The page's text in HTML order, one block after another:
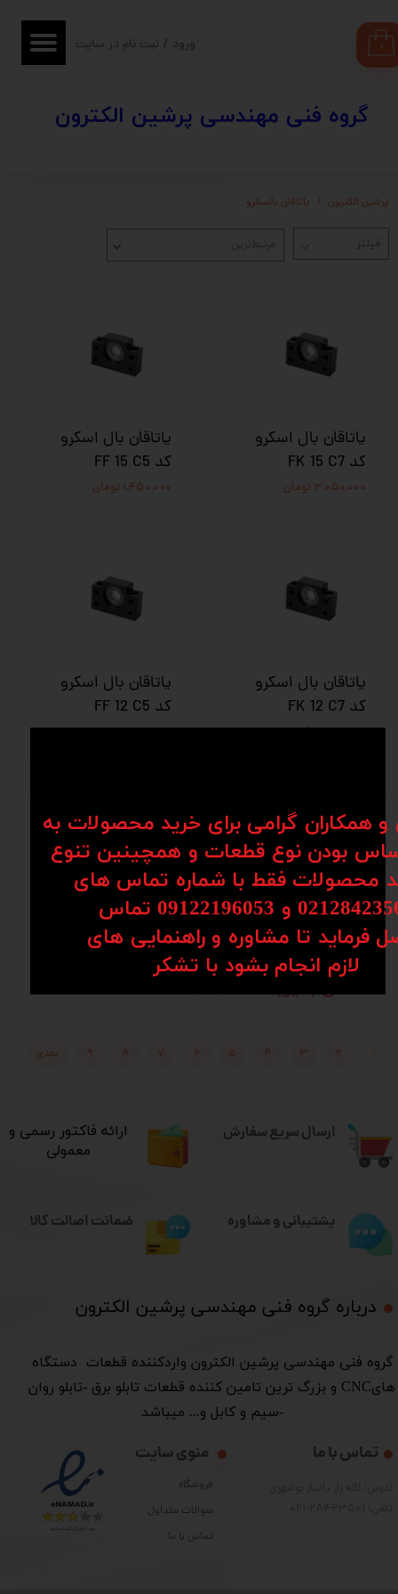
​​گروه فنی مهندسی پرشین الکترون
۰ ورود / ثبت نام در سایت
حساب کاربری من
سفارشات
پرشین الکترون یاتاقان بالسکرو
مرتبط‌ترین
یاتاقان بال اسکرو
کد FK 15 C7
۳,۰۵۰,۰۰۰ تومان
یاتاقان بال اسکرو
کد FF 15 C5
۱,۴۵۰,۰۰۰ تومان
یاتاقان بال اسکرو
کد FK 12 C7
تماس بگیرید
یاتاقان بال اسکرو
کد FF 12 C5
۷۱۸,۰۰۰ تومان
یاتاقان بال اسکرو
کد FK 10 C7
تماس بگیرید
یاتاقان بال اسکرو
کد FK 10 C5
۲ ۳ ۴ ۵ ۶ ۷ ۸ ۹ بعدی
ارسال سریع سفارش
درباره گروه فنی مهندسی پرشین الکترون​​​​​​​
​گروه فنی مهندسی پرشین الکترون واردکننده قطعات دستگاه
هایCNC و بزرگ ترین تامین کننده قطعات تابلو برق -تابلو روان
-سیم و کابل و... میباشد
منوی سایت
فروشگاه
سوالات متداول
تماس با ما
تماس با ما
​ارائه فاکتور رسمی و
معمولی
پشتیبانی و مشاوره ضمانت اصالت کالا
همکاران گرامی برای خرید محصولات به
بودن نوع قطعات و همچینین تنوع
کد محصولات فقط با شماره تماس های
و 09122196053​​​​​​​ تماس
فرماید تا مشاوره و راهنمایی های
​​​​​​​لازم انجام بشود با تشکر​​​​​​​